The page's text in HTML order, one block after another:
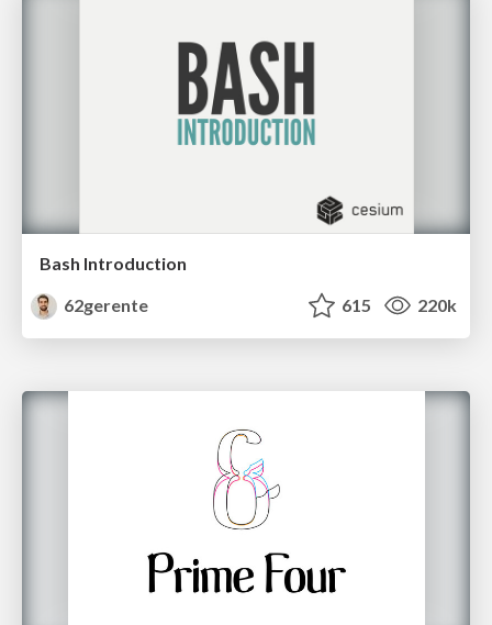
Bash Introduction
62gerente
615 220k